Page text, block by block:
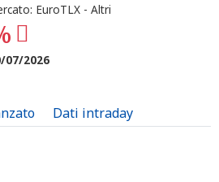
EuroTLX - Altri
07/2026
Dati intraday